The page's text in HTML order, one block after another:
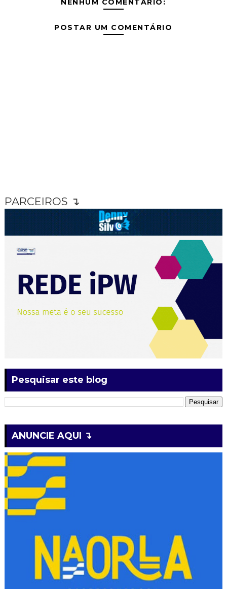
NENHUM COMENTÁRIO:
POSTAR UM COMENTÁRIO
PARCEIROS ↴
Pesquisar este blog
ANUNCIE AQUI ↴